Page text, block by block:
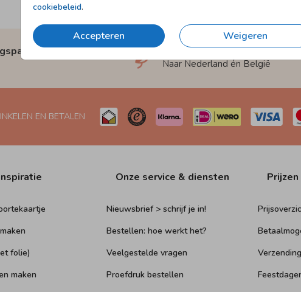
cookiebeleid.
Accepteren Weigeren
Verzending in 1-2 werkdagen
Naar Nederland én België
EN BETALEN
folie)
maken
Onze service & diensten
Nieuwsbrief > schrijf je in!
Bestellen: hoe werkt het?
Veelgestelde vragen
Proefdruk bestellen